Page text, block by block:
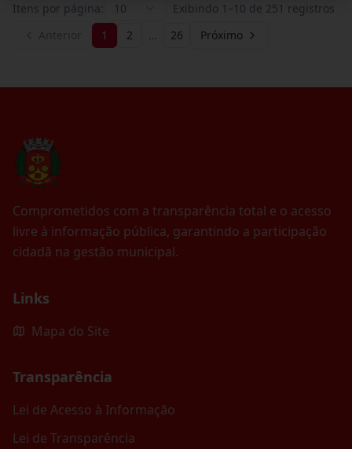
Itens por página: 10 Exibindo 1 –10 de 251 registros
1 2 … 26 Próximo
Comprometidos com a transparência total e o acesso
livre à informação pública, garantindo a participação
cidadã na gestão municipal.
Links
Mapa do Site
Transparência
Lei de Acesso à Informação
Lei de Transparência